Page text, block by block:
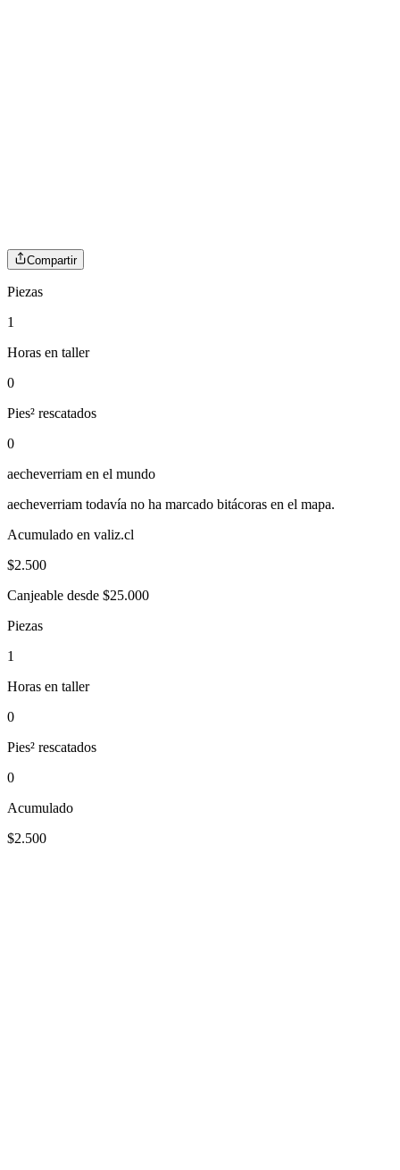
Compartir
Piezas
1
Horas en taller
0
Pies² rescatados
0
aecheverriam en el mundo
aecheverriam todavía no ha marcado bitácoras en el mapa.
Acumulado en valiz.cl
$2.500
Canjeable desde $25.000
Piezas
1
Horas en taller
0
Pies² rescatados
0
Acumulado
$2.500